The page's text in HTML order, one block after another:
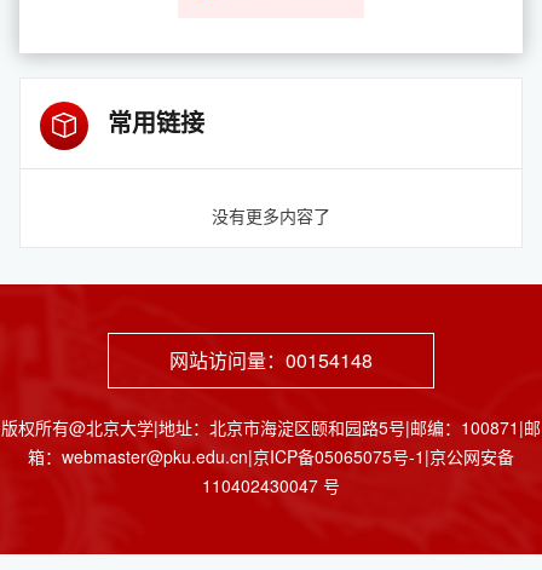
常用链接
没有更多内容了
网站访问量： 00154148
版权所有@北京大学|地址：北京市海淀区颐和园路5号|邮编：100871|邮
箱：webmaster@pku.edu.cn|京ICP备05065075号-1|京公网安备
110402430047 号